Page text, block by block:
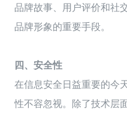
品牌故事、用户评价和社
品牌形象的重要手段。
四、安全性
在信息安全日益重要的今
性不容忽视。除了技术层